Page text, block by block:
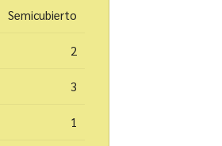
Semicubierto
2
3
1